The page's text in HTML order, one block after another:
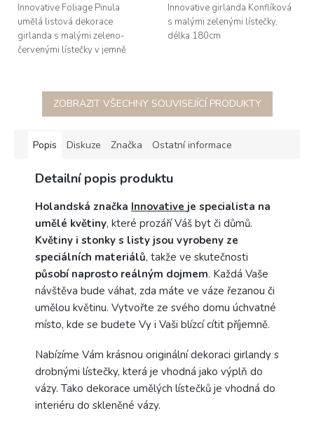
Innovative Foliage Pinula
umělá listová dekorace
girlanda s malými zeleno-
červenými lístečky v jemně
Innovative girlanda Konflíková
s malými zelenými lístečky,
délka 180cm
ZOBRAZIT VŠECHNY SOUVISEJÍCÍ PRODUKTY
Popis Diskuze Značka Ostatní informace
Detailní popis produktu
Holandská značka Innovative je specialista na
umělé květiny, které prozáří Váš byt či důmů.
Květiny i stonky s listy jsou vyrobeny ze
speciálních materiálů, takže ve skutečnosti
působí naprosto reálným dojmem. Každá Vaše
návštěva bude váhat, zda máte ve váze řezanou či
umělou květinu. Vytvořte ze svého domu úchvatné
místo, kde se budete Vy i Vaši blízcí cítit příjemně.
Nabízíme Vám krásnou originální dekoraci girlandy s
drobnými lístečky, která je vhodná jako výplň do
vázy. Tako dekorace umělých lístečků je vhodná do
interiéru do skleněné vázy.